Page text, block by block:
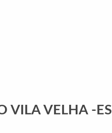
VILA VELHA -ES